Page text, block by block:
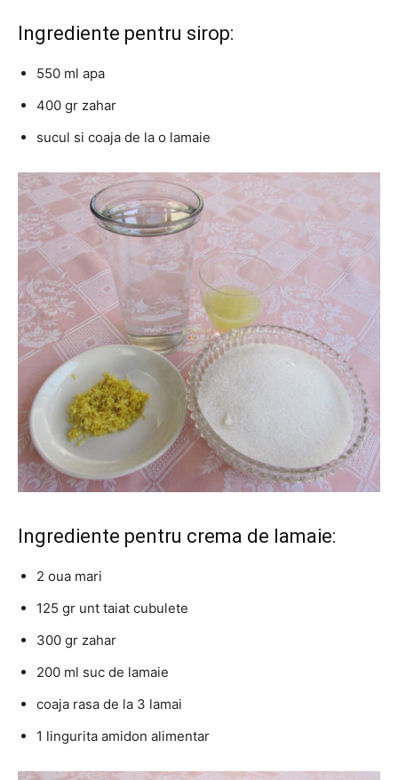
Ingrediente pentru sirop:
550 ml apa
400 gr zahar
sucul si coaja de la o lamaie
Ingrediente pentru crema de lamaie:
2 oua mari
125 gr unt taiat cubulete
300 gr zahar
200 ml suc de lamaie
coaja rasa de la 3 lamai
1 lingurita amidon alimentar